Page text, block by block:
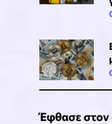
Έφθασε στον